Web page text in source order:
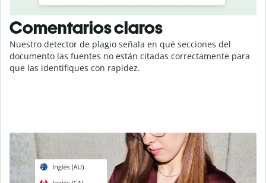
Comentarios claros
Nuestro detector de plagio señala en qué secciones del
documento las fuentes no están citadas correctamente para
que las identifiques con rapidez.